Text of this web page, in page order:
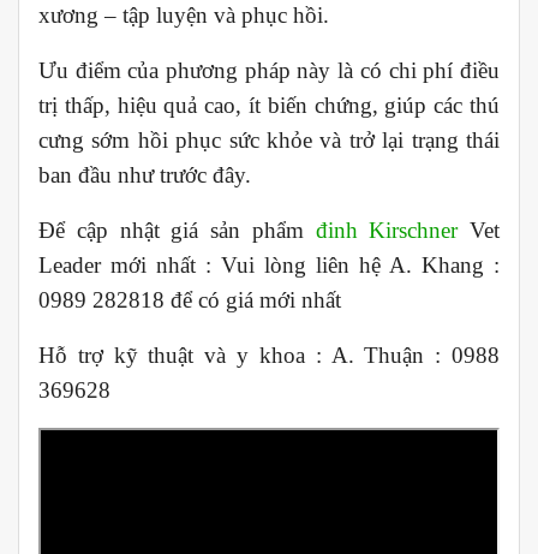
xương – tập luyện và phục hồi.
Ưu điểm của phương pháp này là có chi phí điều
trị thấp, hiệu quả cao, ít biến chứng, giúp các thú
cưng sớm hồi phục sức khỏe và trở lại trạng thái
ban đầu như trước đây.
Để cập nhật giá sản phẩm đinh KirschnerVet
Leader mới nhất : Vui lòng liên hệ A. Khang :
0989 282818 để có giá mới nhất
Hỗ trợ kỹ thuật và y khoa : A. Thuận : 0988
369628